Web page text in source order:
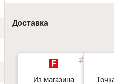
Доставка
Из магазина
Из магазина